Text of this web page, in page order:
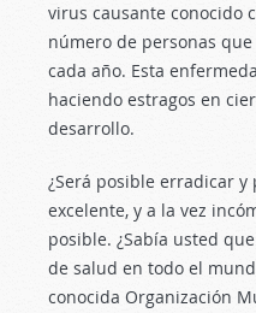
virus causante conocido
número de personas
cada año. Esta
haciendo estragos en
desarrollo.
¿Será posible erradicar y
excelente, y a la vez
posible. ¿Sabía usted
de salud en todo el
conocida Organización